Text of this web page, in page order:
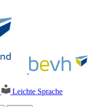
Leichte Sprache